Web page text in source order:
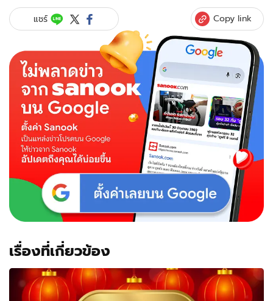
จีน
2564
หมาย
มงคล
ของ
ไหว้
ตรุษ
แชร์ Copy link
เรื่องที่เกี่ยวข้อง